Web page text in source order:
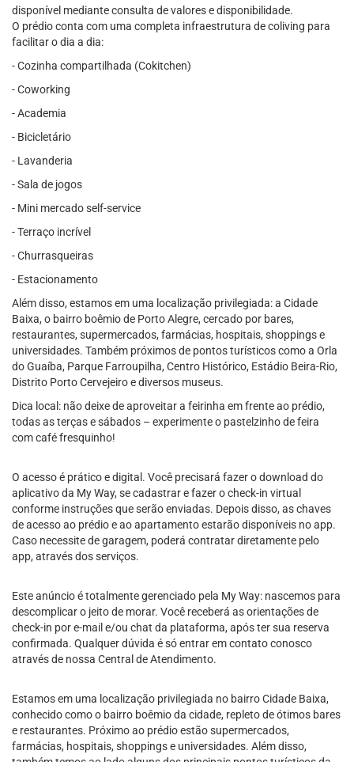
disponível mediante consulta de valores e disponibilidade.
O prédio conta com uma completa infraestrutura de coliving para
facilitar o dia a dia:
- Cozinha compartilhada (Cokitchen)
- Coworking
- Academia
- Bicicletário
- Lavanderia
- Sala de jogos
- Mini mercado self-service
- Terraço incrível
- Churrasqueiras
- Estacionamento
Além disso, estamos em uma localização privilegiada: a Cidade
Baixa, o bairro boêmio de Porto Alegre, cercado por bares,
restaurantes, supermercados, farmácias, hospitais, shoppings e
universidades. Também próximos de pontos turísticos como a Orla
do Guaíba, Parque Farroupilha, Centro Histórico, Estádio Beira-Rio,
Distrito Porto Cervejeiro e diversos museus.
Dica local: não deixe de aproveitar a feirinha em frente ao prédio,
todas as terças e sábados – experimente o pastelzinho de feira
com café fresquinho!
O acesso é prático e digital. Você precisará fazer o download do
aplicativo da My Way, se cadastrar e fazer o check-in virtual
conforme instruções que serão enviadas. Depois disso, as chaves
de acesso ao prédio e ao apartamento estarão disponíveis no app.
Caso necessite de garagem, poderá contratar diretamente pelo
app, através dos serviços.
Este anúncio é totalmente gerenciado pela My Way: nascemos para
descomplicar o jeito de morar. Você receberá as orientações de
check-in por e-mail e/ou chat da plataforma, após ter sua reserva
confirmada. Qualquer dúvida é só entrar em contato conosco
através de nossa Central de Atendimento.
Estamos em uma localização privilegiada no bairro Cidade Baixa,
conhecido como o bairro boêmio da cidade, repleto de ótimos bares
e restaurantes. Próximo ao prédio estão supermercados,
farmácias, hospitais, shoppings e universidades. Além disso,